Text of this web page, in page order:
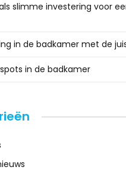
slimme investering voor
in de badkamer met de
in de badkamer